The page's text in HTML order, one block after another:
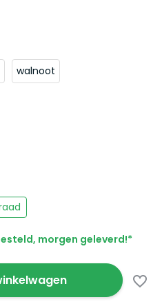
walnoot
morgen geleverd!*